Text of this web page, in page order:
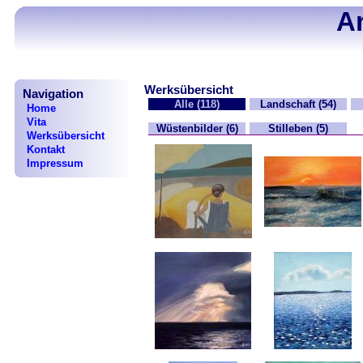
Navigation
Home
Vita
Werksübersicht
Kontakt
Impressum
Werksübersicht
Alle (118)
Landschaft (54)
Wüstenbilder (6)
Stilleben (5)